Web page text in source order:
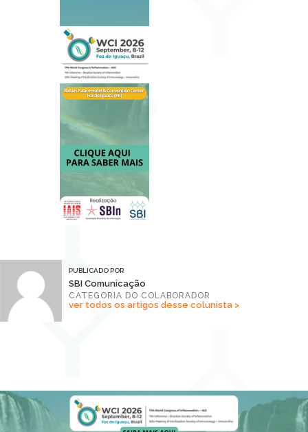
PUBLICADO POR
SBI Comunicação
CATEGORIA DO COLABORADOR
ver todos os artigos desse colunista >